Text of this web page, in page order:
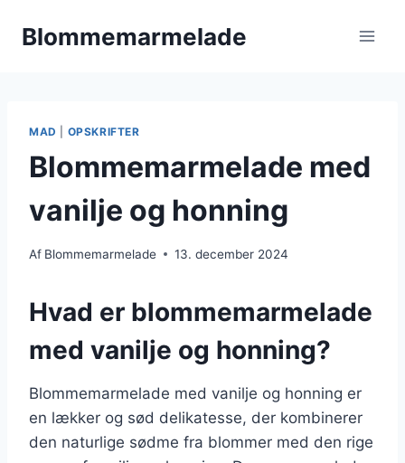
Blommemarmelade
MAD OPSKRIFTER
Blommemarmelade med
vanilje og honning
Af Blommemarmelade 13. december 2024
Hvad er blommemarmelade
med vanilje og honning?
Blommemarmelade med vanilje og honning er
en lækker og sød delikatesse, der kombinerer
den naturlige sødme fra blommer med den rige